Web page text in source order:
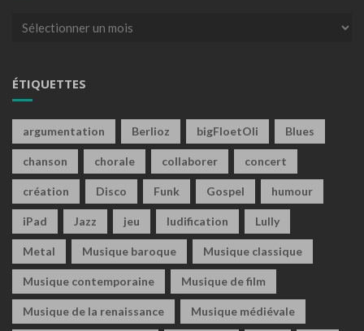
Archives
ÉTIQUETTES
argumentation Berlioz bigFloetOli Blues
chanson chorale collaborer concert
création Disco Funk Gospel humour
iPad Jazz jeu ludification Lully
Metal Musique baroque Musique classique
Musique contemporaine Musique de film
Musique de la renaissance Musique médiévale